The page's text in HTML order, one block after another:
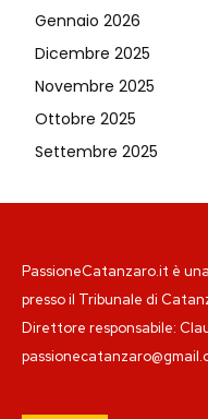
Gennaio 2026
Dicembre 2025
Novembre 2025
Ottobre 2025
Settembre 2025
PassioneCatanzaro.it è
presso il Tribunale di
Direttore responsabile: